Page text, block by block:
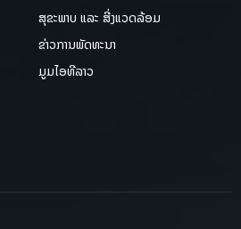
ສຸຂະພາບ ແລະ ສີ່ງແວດລ້ອມ
ຂ່າວການພັດທະນາ
ມູມໄອທີລາວ